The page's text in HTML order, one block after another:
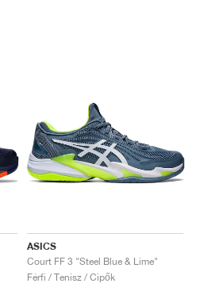
ASICS
Court FF 3 "Steel Blue & Lime"
Férfi / Tenisz / Cipők